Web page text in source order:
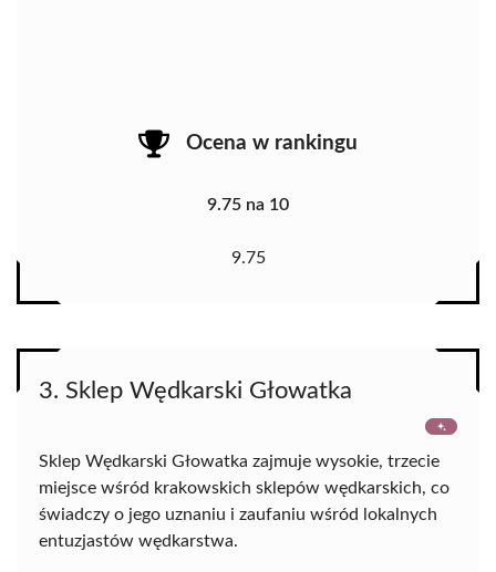
Ocena w rankingu
9.75 na 10
9.75
3. Sklep Wędkarski Głowatka
Sklep Wędkarski Głowatka zajmuje wysokie, trzecie
miejsce wśród krakowskich sklepów wędkarskich, co
świadczy o jego uznaniu i zaufaniu wśród lokalnych
entuzjastów wędkarstwa.